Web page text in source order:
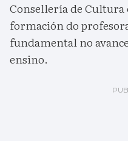
Consellería de Cultura
formación do
fundamental no
ensino.